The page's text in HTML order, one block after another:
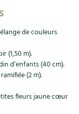
de couleurs
(1,50 m).
d’enfants (40 cm).
(2 m).
fleurs jaune cœur